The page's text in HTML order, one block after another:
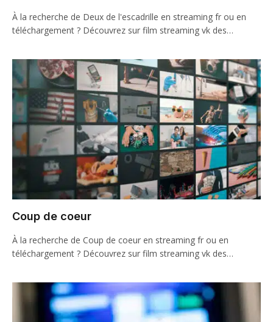
À la recherche de Deux de l'escadrille en streaming fr ou en
téléchargement ? Découvrez sur film streaming vk des…
Coup de coeur
À la recherche de Coup de coeur en streaming fr ou en
téléchargement ? Découvrez sur film streaming vk des…